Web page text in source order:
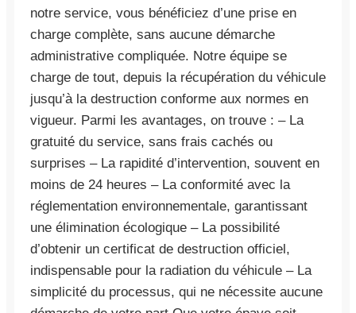
notre service, vous bénéficiez d’une prise en
charge complète, sans aucune démarche
administrative compliquée. Notre équipe se
charge de tout, depuis la récupération du véhicule
jusqu’à la destruction conforme aux normes en
vigueur. Parmi les avantages, on trouve : – La
gratuité du service, sans frais cachés ou
surprises – La rapidité d’intervention, souvent en
moins de 24 heures – La conformité avec la
réglementation environnementale, garantissant
une élimination écologique – La possibilité
d’obtenir un certificat de destruction officiel,
indispensable pour la radiation du véhicule – La
simplicité du processus, qui ne nécessite aucune